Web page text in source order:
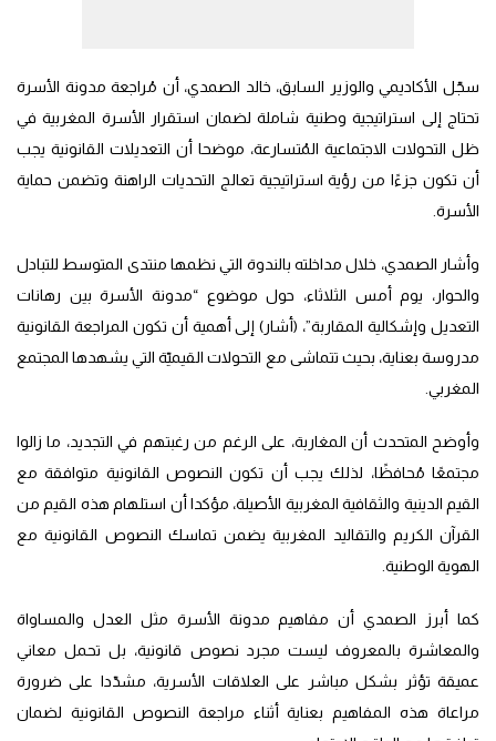
سجّل الأكاديمي والوزير السابق، خالد الصمدي، أن مُراجعة مدونة الأسرة
تحتاج إلى استراتيجية وطنية شاملة لضمان استقرار الأسرة المغربية في
ظل التحولات الاجتماعية المُتسارعة، موضحا أن التعديلات القانونية يجب
أن تكون جزءًا من رؤية استراتيجية تعالج التحديات الراهنة وتضمن حماية
الأسرة.
وأشار الصمدي، خلال مداخلته بالندوة التي نظمها منتدى المتوسط للتبادل
والحوار، يوم أمس الثلاثاء، حول موضوع “مدونة الأسرة بين رهانات
التعديل وإشكالية المقاربة”، (أشار) إلى أهمية أن تكون المراجعة القانونية
مدروسة بعناية، بحيث تتماشى مع التحولات القيميّة التي يشهدها المجتمع
المغربي.
وأوضح المتحدث أن المغاربة، على الرغم من رغبتهم في التجديد، ما زالوا
مجتمعًا مُحافظًا، لذلك يجب أن تكون النصوص القانونية متوافقة مع
القيم الدينية والثقافية المغربية الأصيلة، مؤكدا أن استلهام هذه القيم من
القرآن الكريم والتقاليد المغربية يضمن تماسك النصوص القانونية مع
الهوية الوطنية.
كما أبرز الصمدي أن مفاهيم مدونة الأسرة مثل العدل والمساواة
والمعاشرة بالمعروف ليست مجرد نصوص قانونية، بل تحمل معاني
عميقة تؤثر بشكل مباشر على العلاقات الأسرية، مشدّدا على ضرورة
مراعاة هذه المفاهيم بعناية أثناء مراجعة النصوص القانونية لضمان